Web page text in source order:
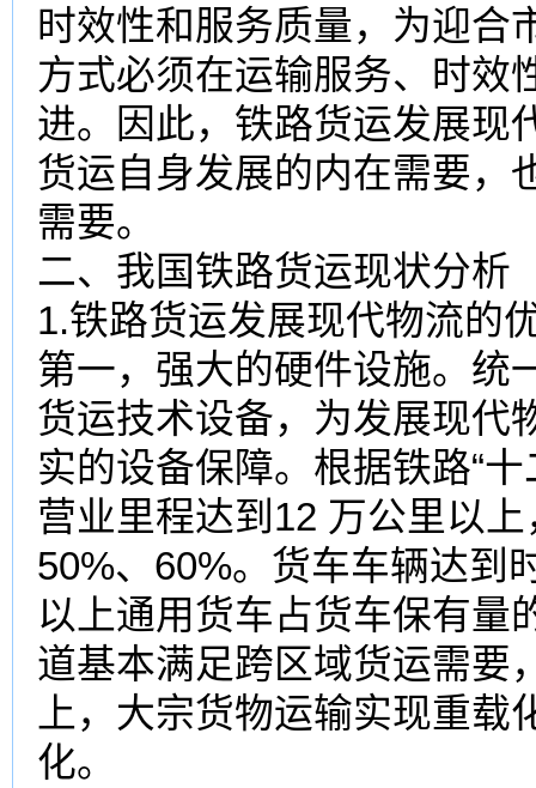
时效性和服务质量，为迎合
方式必须在运输服务、时效
进。因此，铁路货运发展现
货运自身发展的内在需要，
需要。
二、我国铁路货运现状分析
1.铁路货运发展现代物流的
第一，强大的硬件设施。统
货运技术设备，为发展现代
实的设备保障。根据铁路“
营业里程达到12 万公里以
50%、60%。货车车辆达到
以上通用货车占货车保有量
道基本满足跨区域货运需要
上，大宗货物运输实现重
化。